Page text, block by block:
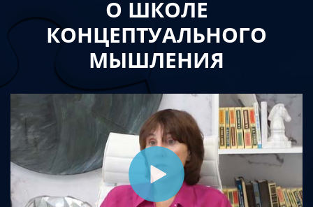
О ШКОЛЕ
КОНЦЕПТУАЛЬНОГО
МЫШЛЕНИЯ